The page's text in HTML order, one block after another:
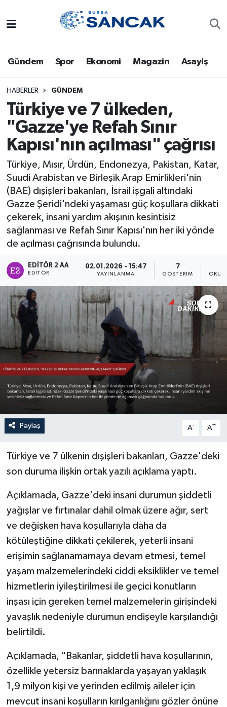
Gündem Spor Ekonomi Magazin Asayiş
HABERLER GÜNDEM
Türkiye ve 7 ülkeden,
"Gazze'ye Refah Sınır
Kapısı'nın açılması" çağrısı
Türkiye, Mısır, Ürdün, Endonezya, Pakistan, Katar,
Suudi Arabistan ve Birleşik Arap Emirlikleri'nin
(BAE) dışişleri bakanları, İsrail işgali altındaki
Gazze Şeridi'ndeki yaşaması güç koşullara dikkati
çekerek, insani yardım akışının kesintisiz
sağlanması ve Refah Sınır Kapısı'nın her iki yönde
de açılması çağrısında bulundu.
EDITÖR 2 AA
EDITÖR
02.01.2026 - 15:47
YAYINLANMA
7
GÖSTERIM
Paylaş A- A+
Türkiye ve 7 ülkenin dışişleri bakanları, Gazze'deki
son duruma ilişkin ortak yazılı açıklama yaptı.
Açıklamada, Gazze'deki insani durumun şiddetli
yağışlar ve fırtınalar dahil olmak üzere ağır, sert
ve değişken hava koşullarıyla daha da
kötüleştiğine dikkati çekilerek, yeterli insani
erişimin sağlanamamaya devam etmesi, temel
yaşam malzemelerindeki ciddi eksiklikler ve temel
hizmetlerin iyileştirilmesi ile geçici konutların
inşası için gereken temel malzemelerin girişindeki
yavaşlık nedeniyle durumun endişeyle karşılandığı
belirtildi.
Açıklamada, "Bakanlar, şiddetli hava koşullarının,
özellikle yetersiz barınaklarda yaşayan yaklaşık
1,9 milyon kişi ve yerinden edilmiş aileler için
mevcut insani koşulların kırılganlığını gözler önüne
Bursa
Dünya
Eğitim
Ekonomi
Genel
Gündem
Magazin
Sağlık
Siyaset
Spor
Türkiye
Trafik Durumu
Süper Lig Puan Durumu ve Fikstür
Tüm Manşetler
Son Dakika Haberleri
Haber Arşivi